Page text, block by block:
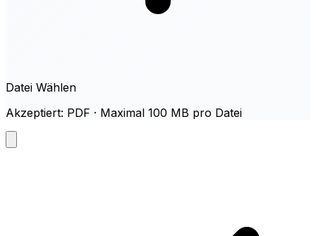
Datei Wählen
Akzeptiert: PDF · Maximal 100 MB pro Datei